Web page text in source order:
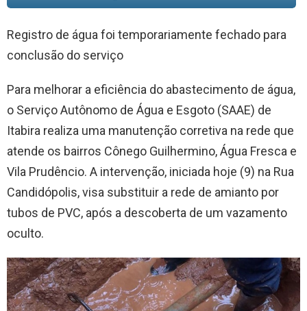
Registro de água foi temporariamente fechado para
conclusão do serviço
Para melhorar a eficiência do abastecimento de água,
o Serviço Autônomo de Água e Esgoto (SAAE) de
Itabira realiza uma manutenção corretiva na rede que
atende os bairros Cônego Guilhermino, Água Fresca e
Vila Prudêncio. A intervenção, iniciada hoje (9) na Rua
Candidópolis, visa substituir a rede de amianto por
tubos de PVC, após a descoberta de um vazamento
oculto.